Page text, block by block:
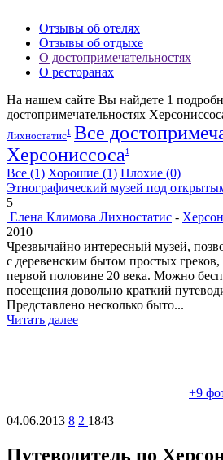
Отзывы об отелях
Отзывы об отдыхе
О достопримечательностях
О ресторанах
На нашем сайте Вы найдете 1
достопримечательностях
Лихностатис1 Все
Херсониссоса 1
Все (1) Хорошие (1) Плохие (0)
Этнографический музей под
5
Елена Климова Лихностатис -
2010
Чрезвычайно интересный музей,
с деревенским бытом простых
первой половине 20 века. Можно
посещения довольно краткий
Представлено несколько быто...
Читать далее
+9
04.06.2013 8 2 1843
Путеводитель по